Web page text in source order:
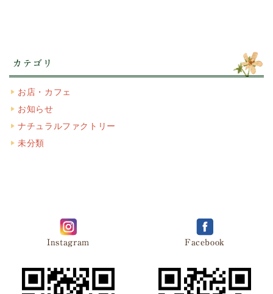
カテゴリ
お店・カフェ
お知らせ
ナチュラルファクトリー
未分類
Instagram Facebook